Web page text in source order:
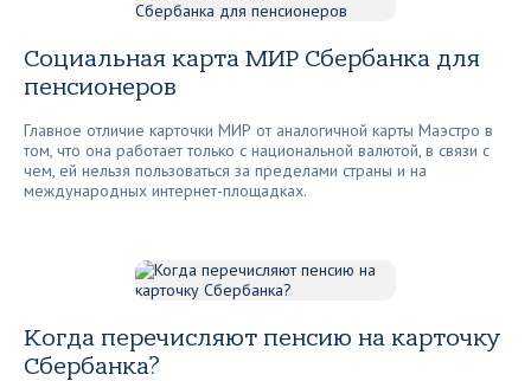
Социальная карта МИР Сбербанка для
пенсионеров
Главное отличие карточки МИР от аналогичной карты Маэстро в
том, что она работает только с национальной валютой, в связи с
чем, ей нельзя пользоваться за пределами страны и на
международных интернет-площадках.
Когда перечисляют пенсию на карточку
Сбербанка?